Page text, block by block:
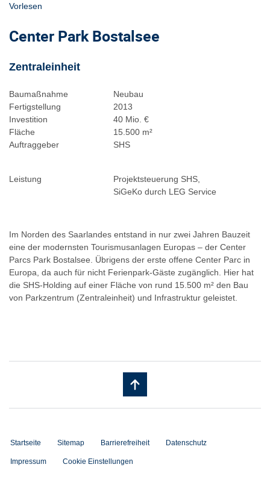
Vorlesen
Center Park Bostalsee
Zentraleinheit
Baumaßnahme
Neubau
Fertigstellung
2013
Investition
40 Mio. €
Fläche
15.500 m²
Auftraggeber
SHS
Leistung
Projektsteuerung SHS,
SiGeKo durch LEG Service
Im Norden des Saarlandes entstand in nur zwei Jahren Bauzeit
eine der modernsten Tourismusanlagen Europas – der Center
Parcs Park Bostalsee. Übrigens der erste offene Center Parc in
Europa, da auch für nicht Ferienpark-Gäste zugänglich. Hier hat
die SHS-Holding auf einer Fläche von rund 15.500 m² den Bau
von Parkzentrum (Zentraleinheit) und Infrastruktur geleistet.
Startseite Sitemap Barrierefreiheit Datenschutz
Impressum Cookie Einstellungen